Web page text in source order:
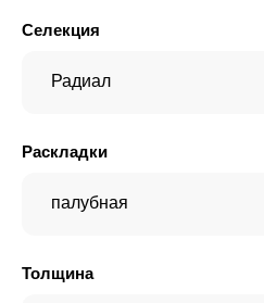
Селекция
Радиал
Раскладки
палубная
Толщина